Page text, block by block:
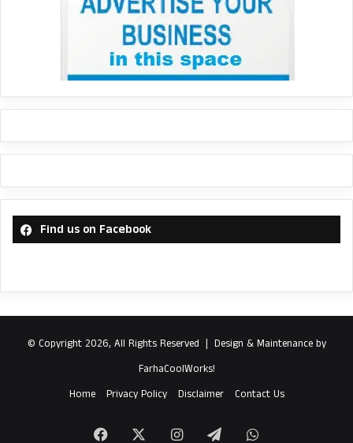
Find us on Facebook
© Copyright 2026, All Rights Reserved | Design & Maintenance by
FarhaCoolWorks!
Home
Privacy Policy Disclaimer Contact Us
Facebook InstagramTelegramWhatsApp